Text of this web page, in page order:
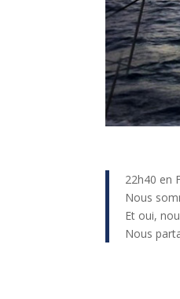
22h40 en
Nous
Et oui,
Nous